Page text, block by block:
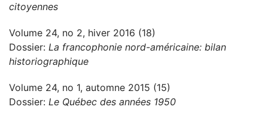
citoyennes
Volume 24, no 2, hiver 2016 (18)
Dossier: La francophonie nord-américaine: bilan
historiographique
Volume 24, no 1, automne 2015 (15)
Dossier: Le Québec des années 1950